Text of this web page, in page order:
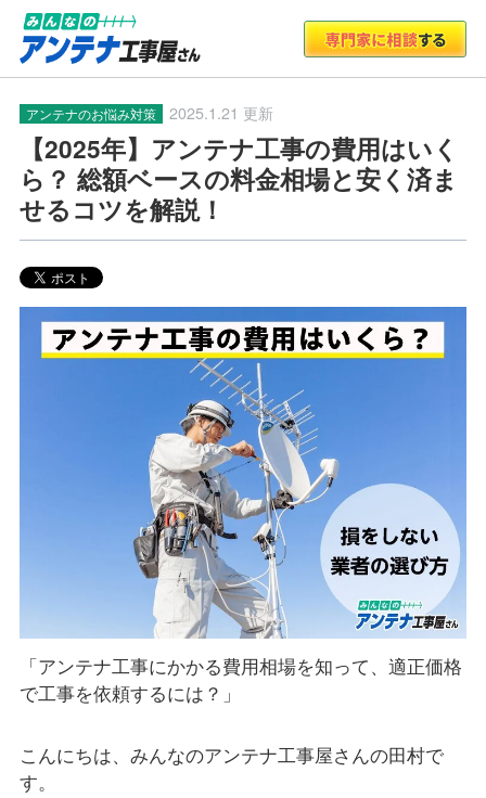
アンテナのお悩み対策 2025.1.21 更新
【2025年】アンテナ工事の費用はいく
ら？ 総額ベースの料金相場と安く済ま
せるコツを解説！
「アンテナ工事にかかる費用相場を知って、適正価格
で工事を依頼するには？」
こんにちは、みんなのアンテナ工事屋さんの田村で
す。